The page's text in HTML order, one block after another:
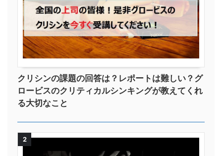
クリシンの課題の回答は？レポートは難しい？グ
ロービスのクリティカルシンキングが教えてくれ
る大切なこと
2